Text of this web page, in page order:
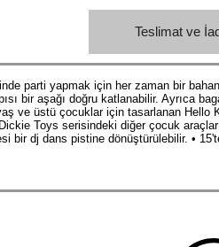
Teslimat ve
parti yapmak için her zaman bir
bir aşağı doğru katlanabilir. Ayrıca
ve üstü çocuklar için tasarlanan Hello
Toys serisindeki diğer çocuk
bir dj dans pistine dönüştürülebilir. •